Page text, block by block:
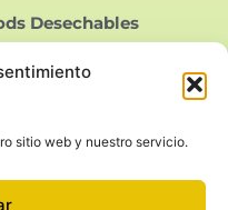
sitio web y nuestro servicio.
Desechables